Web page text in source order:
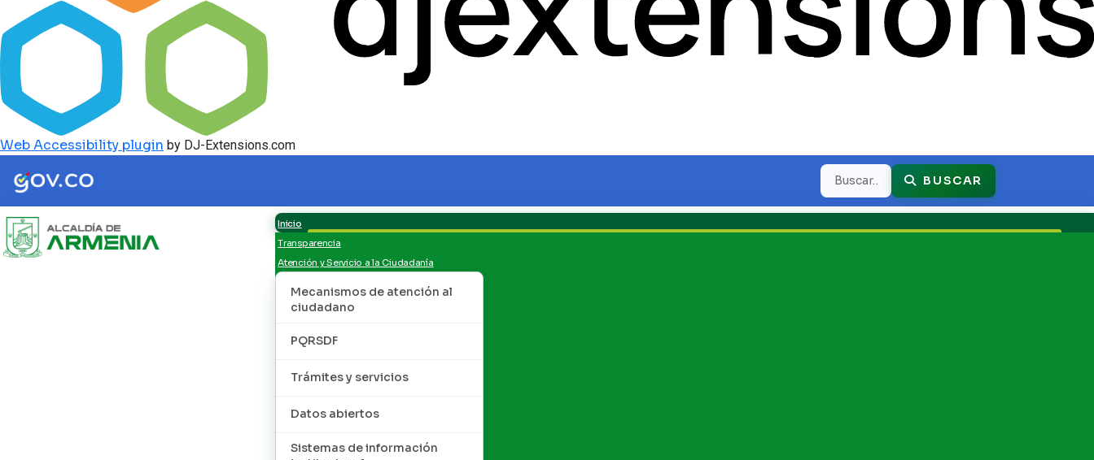
Web Accessibility plugin by DJ-Extensions.com
Buscar BUSCAR
Inicio
Transparencia
Atención y Servicio a la Ciudadanía
Mecanismos de atención al
ciudadano
PQRSDF
Trámites y servicios
Datos abiertos
Sistemas de información